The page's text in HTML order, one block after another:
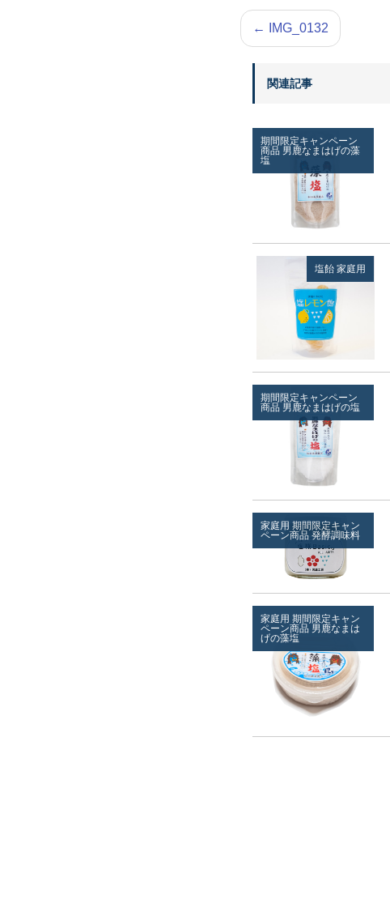
← IMG_0132
関連記事
期間限定キャンペーン
商品 男鹿なまはげの藻
塩
塩飴 家庭用
期間限定キャンペーン
商品 男鹿なまはげの塩
家庭用 期間限定キャン
ペーン商品 発酵調味料
家庭用 期間限定キャン
ペーン商品 男鹿なまは
げの藻塩